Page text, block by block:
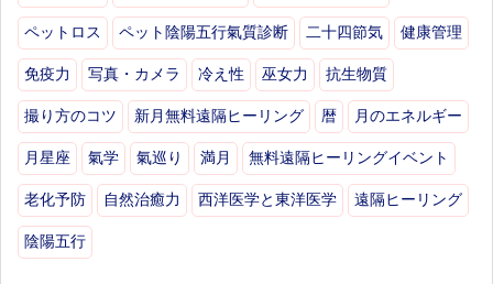
ペットロス ペット陰陽五行氣質診断 二十四節気 健康管理
免疫力 写真・カメラ 冷え性 巫女力 抗生物質
撮り方のコツ 新月無料遠隔ヒーリング 暦 月のエネルギー
月星座 氣学 氣巡り 満月 無料遠隔ヒーリングイベント
老化予防 自然治癒力 西洋医学と東洋医学 遠隔ヒーリング
陰陽五行